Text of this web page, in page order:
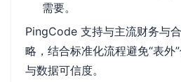
需要。
PingCode 支持与主流财务与
略，结合标准化流程避免“表外
与数据可信度。